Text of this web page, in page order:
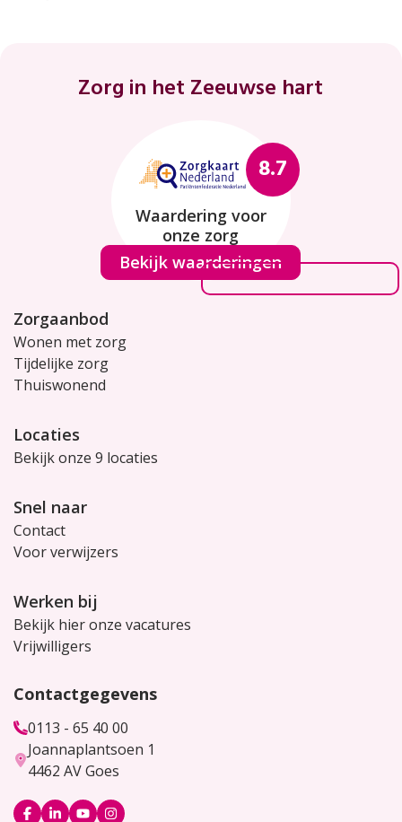
Zorg in het Zeeuwse hart
8.7
Waardering voor
onze zorg
Bekijk waarderingen
Zorgaanbod
Wonen met zorg
Tijdelijke zorg
Thuiswonend
Locaties
Bekijk onze 9 locaties
Snel naar
Contact
Voor verwijzers
Werken bij
Bekijk hier onze vacatures
Vrijwilligers
Contactgegevens
0113 - 65 40 00
Joannaplantsoen 1
4462 AV Goes